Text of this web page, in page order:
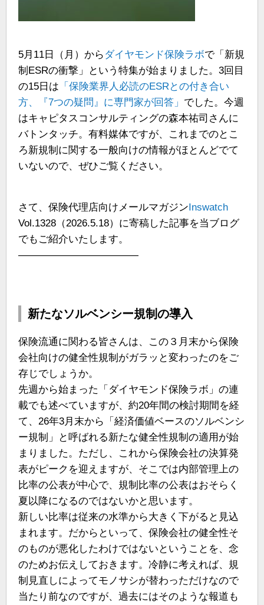
5月11日（月）から ダイヤモンド保険ラボで「新規
制ESRの衝撃」という特集が始まりました。3回目
の15日は 「保険業界人必読のESRとの付き合い
方、『7つの疑問』に専門家が回答」 でした。今週
はキャピタスコンサルティングの森本祐司さんに
バトンタッチ。有料媒体ですが、これまでのとこ
ろ新規制に関する一般向けの情報がほとんどでて
いないので、ぜひご覧ください。
さて、保険代理店向けメールマガジン Inswatch
Vol.1328（2026.5.18）に寄稿した記事を当ブログ
でもご紹介いたします。
————————————
新たなソルベンシー規制の導入
保険流通に関わる皆さんは、この３月末から保険
会社向けの健全性規制がガラッと変わったのをご
存じでしょうか。
先週から始まった「ダイヤモンド保険ラボ」の連
載でも述べていますが、約20年間の検討期間を経
て、26年3月末から「経済価値ベースのソルベンシ
ー規制」と呼ばれる新たな健全性規制の適用が始
まりました。ただし、これから保険会社の決算発
表がピークを迎えますが、そこでは内部管理上の
比率の公表が中心で、規制比率の公表はおそらく
夏以降になるのではないかと思います。
新しい比率は従来の水準から大きく下がると見込
まれます。だからといって、保険会社の健全性そ
のものが悪化したわけではないということを、念
のためお伝えしておきます。冷静に考えれば、規
制見直しによってモノサシが替わっただけなので
当たり前なのですが、過去にはそのような報道も